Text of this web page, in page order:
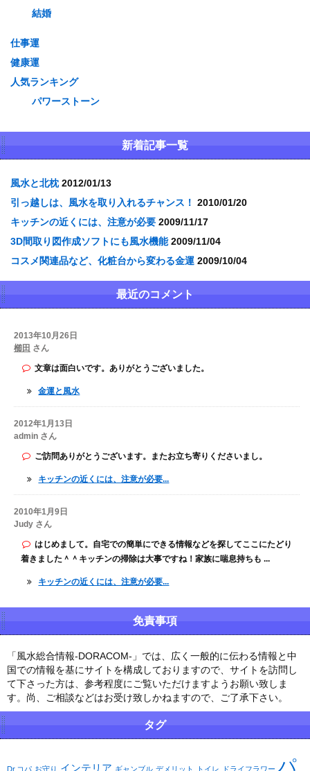
結婚
仕事運
健康運
人気ランキング
パワーストーン
新着記事一覧
風水と北枕 2012/01/13
引っ越しは、風水を取り入れるチャンス！ 2010/01/20
キッチンの近くには、注意が必要 2009/11/17
3D間取り図作成ソフトにも風水機能 2009/11/04
コスメ関連品など、化粧台から変わる金運 2009/10/04
最近のコメント
2013年10月26日
櫛田 さん
文章は面白いです。ありがとうございました。
金運と風水
2012年1月13日
admin さん
ご訪問ありがとうございます。またお立ち寄りくださいまし。
キッチンの近くには、注意が必要...
2010年1月9日
Judy さん
はじめまして。自宅での簡単にできる情報などを探してここにたどり
着きました＾＾キッチンの掃除は大事ですね！家族に喘息持ちも ...
キッチンの近くには、注意が必要...
免責事項
「風水総合情報-DORACOM-」では、広く一般的に伝わる情報と中
国での情報を基にサイトを構成しておりますので、サイトを訪問し
て下さった方は、参考程度にご覧いただけますようお願い致しま
す。尚、ご相談などはお受け致しかねますので、ご了承下さい。
タグ
Dr.コパ お守り インテリア ギャンブル デメリット トイレ ドライフラワー パ